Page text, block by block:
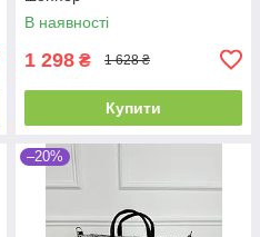
В наявності
1 298 ₴ 1 628 ₴
Купити
–20%